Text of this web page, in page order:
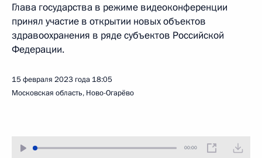
Глава государства в режиме видеоконференции
принял участие в открытии новых объектов
здравоохранения в ряде субъектов Российской
Федерации.
15 февраля 2023 года 18:05
Московская область, Ново-Огарёво
00:00